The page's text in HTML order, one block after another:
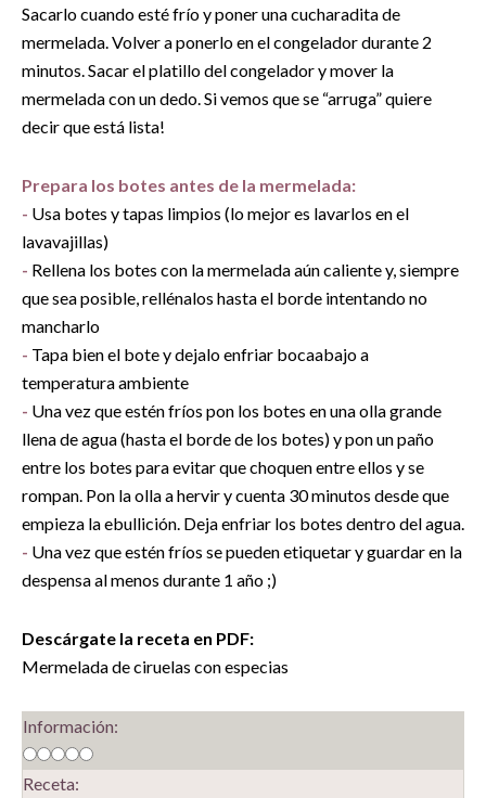
Sacarlo cuando esté frío y poner una cucharadita de
mermelada. Volver a ponerlo en el congelador durante 2
minutos. Sacar el platillo del congelador y mover la
mermelada con un dedo. Si vemos que se “arruga” quiere
decir que está lista!
Prepara los botes antes de la mermelada:
- Usa botes y tapas limpios (lo mejor es lavarlos en el
lavavajillas)
- Rellena los botes con la mermelada aún caliente y, siempre
que sea posible, rellénalos hasta el borde intentando no
mancharlo
- Tapa bien el bote y dejalo enfriar bocaabajo a
temperatura ambiente
- Una vez que estén fríos pon los botes en una olla grande
llena de agua (hasta el borde de los botes) y pon un paño
entre los botes para evitar que choquen entre ellos y se
rompan. Pon la olla a hervir y cuenta 30 minutos desde que
empieza la ebullición. Deja enfriar los botes dentro del agua.
- Una vez que estén fríos se pueden etiquetar y guardar en la
despensa al menos durante 1 año ;)
Descárgate la receta en PDF:
Mermelada de ciruelas con especias
Información:
Receta: